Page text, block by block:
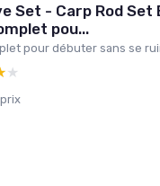
Set - Carp Rod Set
pou...
pour débuter sans se